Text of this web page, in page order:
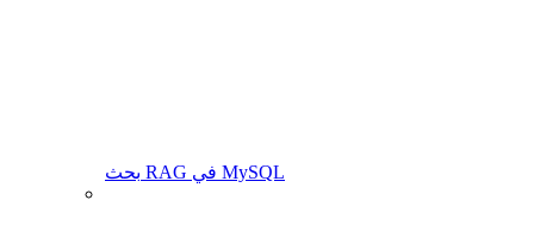
بحث RAG في MySQL